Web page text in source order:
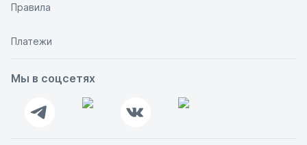
Правила
Платежи
Мы в соцсетях